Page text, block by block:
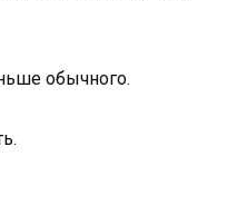
обычного.